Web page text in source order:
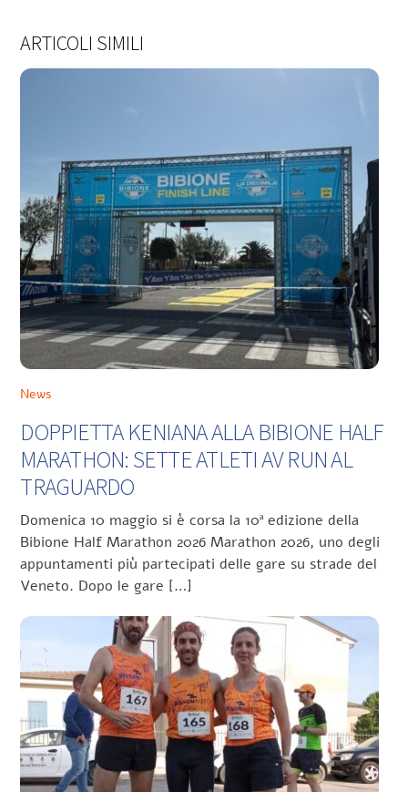
ARTICOLI SIMILI
News
DOPPIETTA KENIANA ALLA BIBIONE HALF
MARATHON: SETTE ATLETI AV RUN AL
TRAGUARDO
Domenica 10 maggio si è corsa la 10ª edizione della
Bibione Half Marathon 2026 Marathon 2026, uno degli
appuntamenti più partecipati delle gare su strade del
Veneto. Dopo le gare […]